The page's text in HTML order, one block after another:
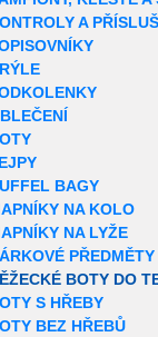
A
BAGY
NA KOLO
NA LYŽE
PŘEDMĚTY
BOTY DO
S HŘEBY
BEZ HŘEBŮ